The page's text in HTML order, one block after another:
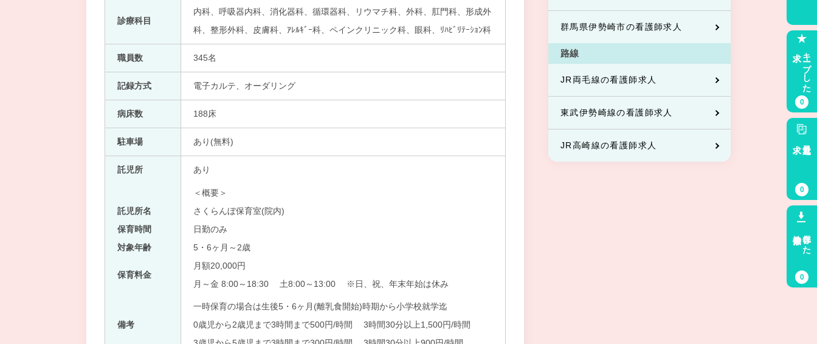
診療科目
内科、呼吸器内科、消化器科、循環器科、リウマチ科、外科、肛門科、形成外
科、整形外科、皮膚科、ｱﾚﾙｷﾞｰ科、ペインクリニック科、眼科、ﾘﾊﾋﾞﾘﾃｰｼｮﾝ科
職員数 345名
記録方式 電子カルテ、オーダリング
病床数 188床
駐車場 あり(無料)
託児所 あり
＜概要＞
託児所名
さくらんぼ保育室(院内)
保育時間
日勤のみ
対象年齢
5・6ヶ月～2歳
保育料金
月額20,000円
月～金 8:00～18:30 土8:00～13:00 ※日、祝、年末年始は休み
備考
一時保育の場合は生後5・6ヶ月(離乳食開始)時期から小学校就学迄
0歳児から2歳児まで3時間まで500円/時間 3時間30分以上1,500円/時間
群馬県伊勢崎市の看護師求人
路線
JR両毛線の看護師求人
東武伊勢崎線の看護師求人
JR高崎線の看護師求人
キープした
0
最近見た
0
保存した
0